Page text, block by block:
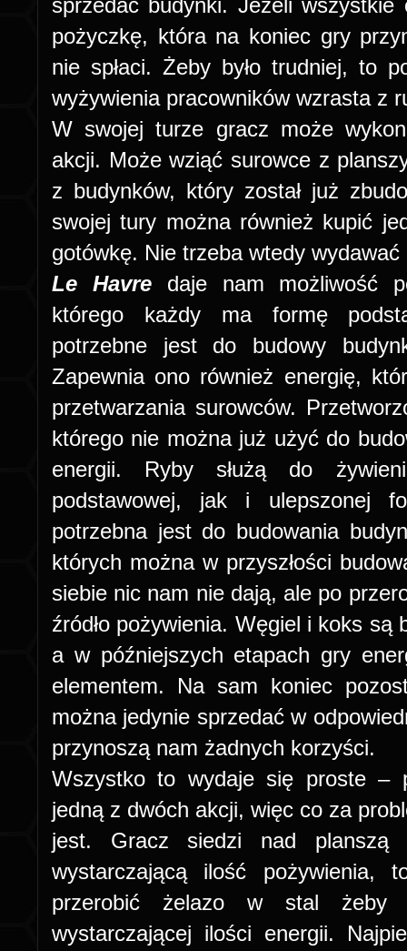
sprzedać budynki. Jeżeli
pożyczkę, która na koniec gry
nie spłaci. Żeby było trudniej, to
wyżywienia pracowników wzrasta z
W swojej turze gracz może
akcji. Może wziąć surowce z
z budynków, który został już
swojej tury można również kupić
gotówkę. Nie trzeba wtedy
Le Havredaje nam możliwość
którego każdy ma formę
potrzebne jest do budowy
Zapewnia ono również energię,
przetwarzania surowców.
którego nie można już użyć do
energii. Ryby służą do
podstawowej, jak i ulepszonej
potrzebna jest do budowania
których można w przyszłości
siebie nic nam nie dają, ale po
źródło pożywienia. Węgiel i koks są
a w późniejszych etapach gry
elementem. Na sam koniec
można jedynie sprzedać w
przynoszą nam żadnych korzyści.
Wszystko to wydaje się proste –
jedną z dwóch akcji, więc co za
jest. Gracz siedzi nad planszą
wystarczającą ilość pożywienia,
przerobić żelazo w stal żeby
wystarczającej ilości energii.